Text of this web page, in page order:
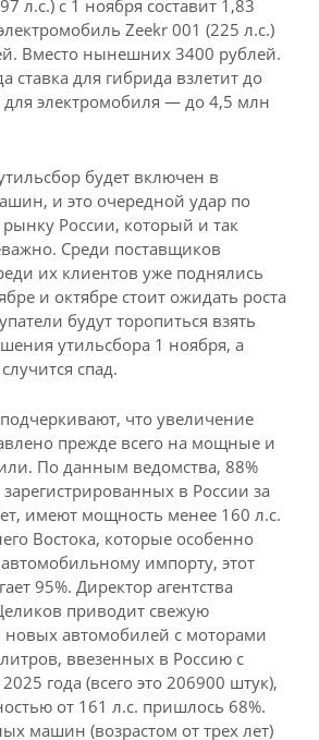
л.с.) с 1 ноября составит 1,83
Zeekr 001 (225 л.с.)
Вместо нынешних 3400 рублей.
ставка для гибрида взлетит до
электромобиля — до 4,5 млн
будет включен в
и это очередной удар по
России, который и так
Среди поставщиков
их клиентов уже поднялись
и октябре стоит ожидать роста
будут торопиться взять
утильсбора 1 ноября, а
спад.
что увеличение
прежде всего на мощные и
По данным ведомства, 88%
в России за
имеют мощность менее 160 л.с.
Востока, которые особенно
импорту, этот
95%. Директор агентства
приводит свежую
новых автомобилей с моторами
ввезенных в Россию с
года (всего это 206900 штук),
от 161 л.с. пришлось 68%.
машин (возрастом от трех лет)